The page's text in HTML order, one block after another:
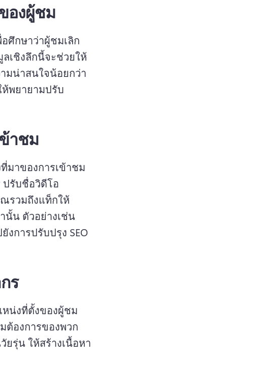
องผู้ชม
ศึกษาว่าผู้ชมเลิก
เชิงลึกนี้จะช่วยให้
พยายามปรับ
าชม
มาของการเข้าชม
ปรับชื่อวิดีโอ
รวมถึงแท็กให้
นั้น ตัวอย่างเช่น
การปรับปรุง SEO
ร
หน่งที่ตั้งของผู้ชม
ต้องการของพวก
รุ่น ให้สร้างเนื้อหา